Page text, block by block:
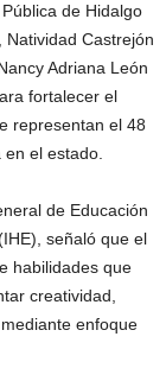
de Hidalgo
Castrejón
Adriana León
fortalecer el
representan el 48
en el estado.
de Educación
señaló que el
habilidades que
creatividad,
enfoque